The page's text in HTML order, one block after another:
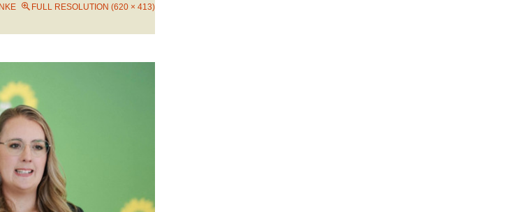
FULL RESOLUTION (620 × 413)